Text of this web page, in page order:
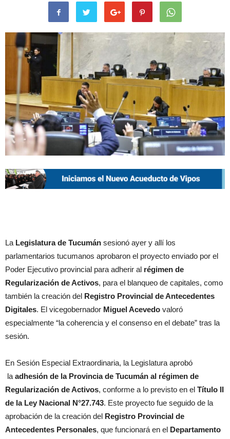
La Legislatura de Tucumán sesionó ayer y allí los
parlamentarios tucumanos aprobaron el proyecto enviado por el
Poder Ejecutivo provincial para adherir al régimen de
Regularización de Activos, para el blanqueo de capitales, como
también la creación del Registro Provincial de Antecedentes
Digitales. El vicegobernador Miguel Acevedo valoró
especialmente “la coherencia y el consenso en el debate” tras la
sesión.
En Sesión Especial Extraordinaria, la Legislatura aprobó
la adhesión de la Provincia de Tucumán al régimen de
Regularización de Activos, conforme a lo previsto en el Título II
de la Ley Nacional N°27.743. Este proyecto fue seguido de la
aprobación de la creación del Registro Provincial de
Antecedentes Personales, que funcionará en el Departamento